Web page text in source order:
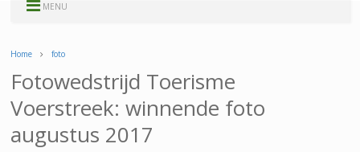
MENU
Home foto
Fotowedstrijd Toerisme
Voerstreek: winnende foto
augustus 2017